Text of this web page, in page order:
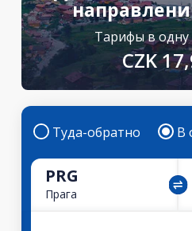
Тарифы в одну
CZK
Туда-обратно В
PRG
Прага